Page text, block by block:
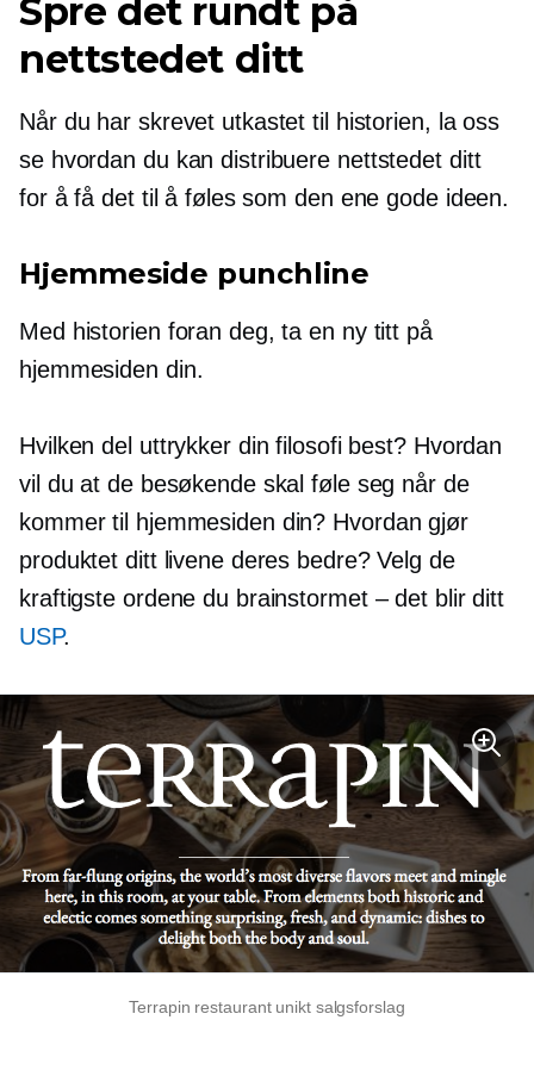
Spre det rundt på
nettstedet ditt
Når du har skrevet utkastet til historien, la oss
se hvordan du kan distribuere nettstedet ditt
for å få det til å føles som den ene gode ideen.
Hjemmeside punchline
Med historien foran deg, ta en ny titt på
hjemmesiden din.
Hvilken del uttrykker din filosofi best? Hvordan
vil du at de besøkende skal føle seg når de
kommer til hjemmesiden din? Hvordan gjør
produktet ditt livene deres bedre? Velg de
kraftigste ordene du brainstormet – det blir ditt
USP.
Terrapin restaurant unikt salgsforslag